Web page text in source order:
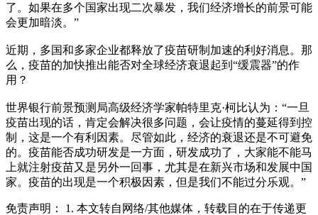
了。如果在多个国家出现二次暴发，我们经济增长的前景可能
会更加暗淡。”
近期，多国和多家企业都释放了疫苗研制加速的利好消息。那
么，疫苗的加快推出能否对全球经济衰退起到“缓震器”的作
用？
世界银行前景预测局高级经济学家帕特里克·柯比认为：“一旦
疫苗出现的话，肯定会解决很多问题，会让疫情的蔓延得到控
制，这是一个有利因素。尽管如此，经济的衰退还是不可避免
的。疫苗能否成功研发是一方面，研发成功了，大家能不能马
上就注射疫苗又是另外一回事，尤其是在新兴市场和发展中国
家。疫苗的出现是一个积极因素，但是我们不能过分乐观。”
免责声明： 1. 本文转自网络/其他媒体，转载目的在于传递更